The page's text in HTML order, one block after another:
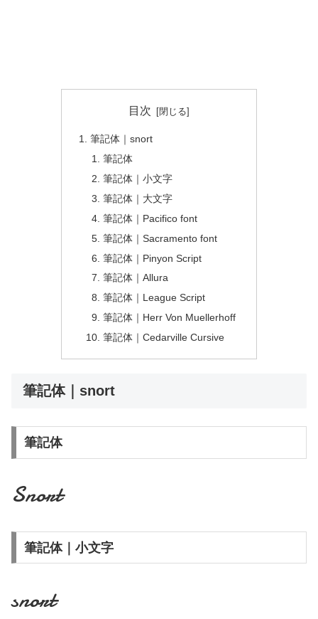
目次
筆記体｜snort
筆記体
筆記体｜小文字
筆記体｜大文字
筆記体｜Pacifico font
筆記体｜Sacramento font
筆記体｜Pinyon Script
筆記体｜Allura
筆記体｜League Script
筆記体｜Herr Von Muellerhoff
筆記体｜Cedarville Cursive
筆記体｜snort
筆記体
Snort
筆記体｜小文字
snort